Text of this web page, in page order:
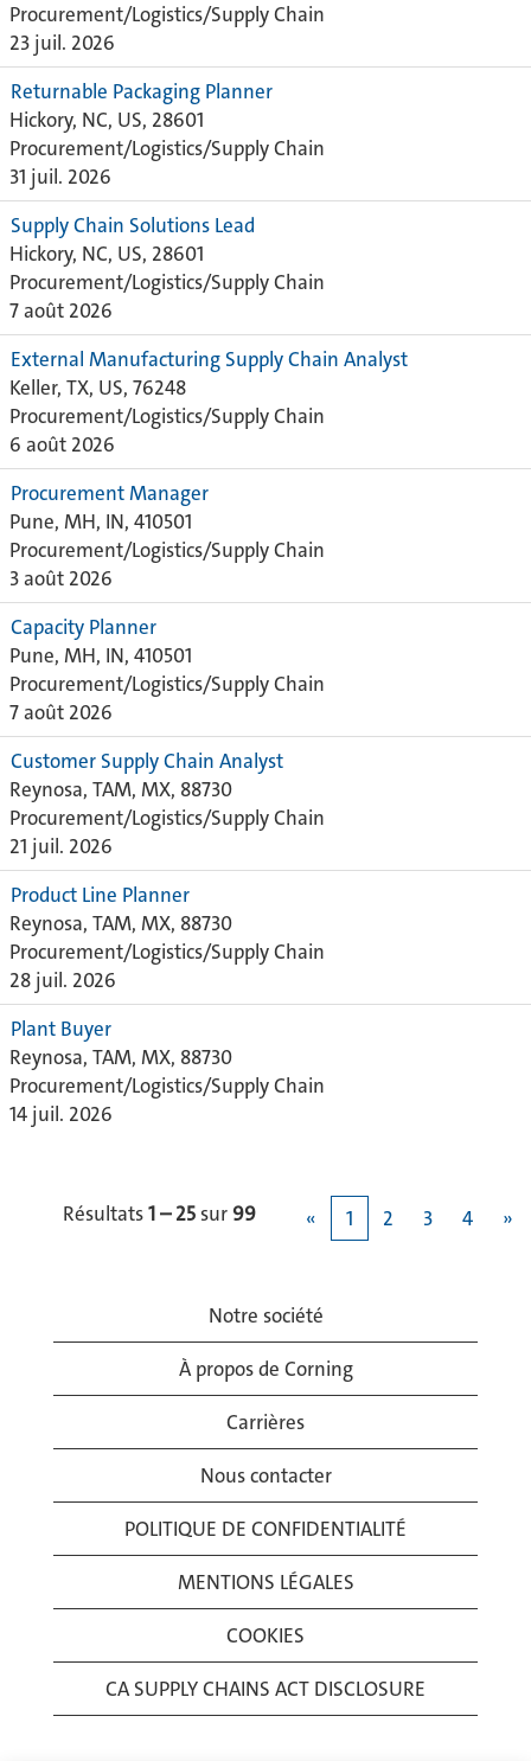
Procurement/Logistics/Supply Chain
23 juil. 2026
Returnable Packaging Planner
Hickory, NC, US, 28601
Procurement/Logistics/Supply Chain
31 juil. 2026
Supply Chain Solutions Lead
Hickory, NC, US, 28601
Procurement/Logistics/Supply Chain
7 août 2026
External Manufacturing Supply Chain Analyst
Keller, TX, US, 76248
Procurement/Logistics/Supply Chain
6 août 2026
Procurement Manager
Pune, MH, IN, 410501
Procurement/Logistics/Supply Chain
3 août 2026
Capacity Planner
Pune, MH, IN, 410501
Procurement/Logistics/Supply Chain
7 août 2026
Customer Supply Chain Analyst
Reynosa, TAM, MX, 88730
Procurement/Logistics/Supply Chain
21 juil. 2026
Product Line Planner
Reynosa, TAM, MX, 88730
Procurement/Logistics/Supply Chain
28 juil. 2026
Plant Buyer
Reynosa, TAM, MX, 88730
Procurement/Logistics/Supply Chain
14 juil. 2026
Résultats1 – 25 sur99 « 1 2 3 4 »
Notre société
À propos de Corning
Carrières
Nous contacter
POLITIQUE DE CONFIDENTIALITÉ
MENTIONS LÉGALES
COOKIES
CA SUPPLY CHAINS ACT DISCLOSURE